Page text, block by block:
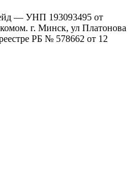
— УНП 193093495 от
г. Минск, ул Платонова
РБ № 578662 от 12